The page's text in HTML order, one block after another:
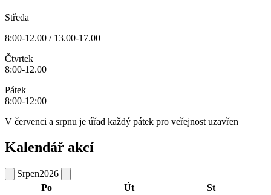
Středa
8:00-12.00 / 13.00-17.00
Čtvrtek
8:00-12.00
Pátek
8:00-12:00
V červenci a srpnu je úřad každý pátek pro veřejnost uzavřen
Kalendář akcí
Srpen2026
Po
Út
St